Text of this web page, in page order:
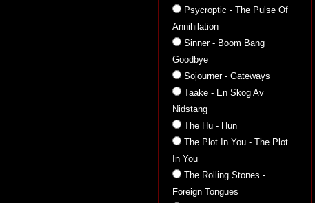
Psycroptic - The Pulse Of
Annihilation
Sinner - Boom Bang
Goodbye
Sojourner - Gateways
Taake - En Skog Av
Nidstang
The Hu - Hun
The Plot In You - The Plot
In You
The Rolling Stones -
Foreign Tongues